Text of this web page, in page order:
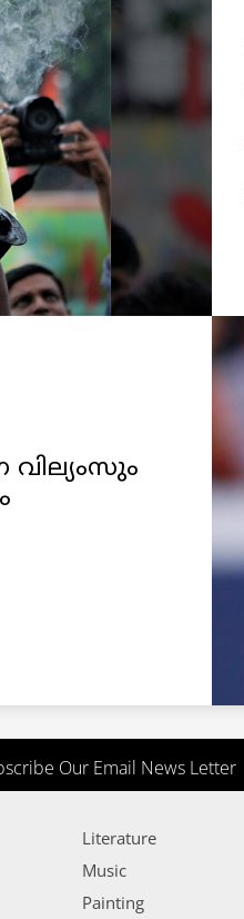
വില്യംസും
Our Email News Letter
Literature
Music
Painting